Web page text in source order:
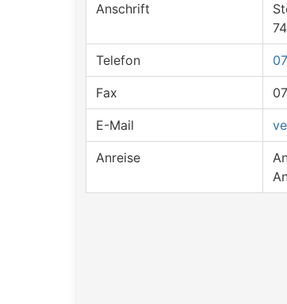
Anschrift
Telefon
Fax
E-Mail
Anreise